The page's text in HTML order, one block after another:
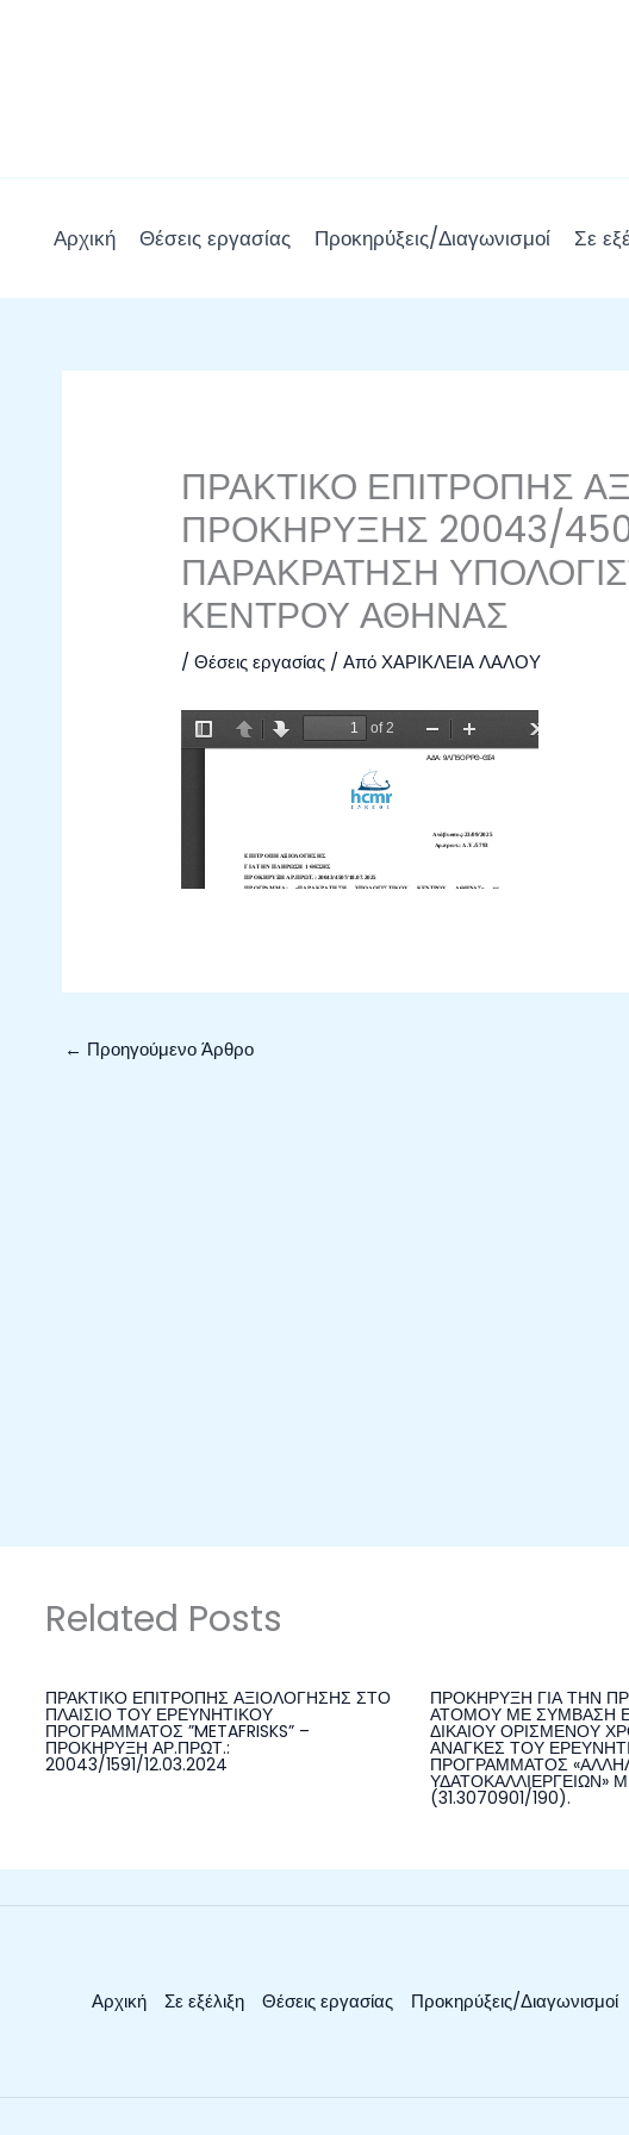
Αρχική Θέσεις εργασίας Προκηρύξεις/Διαγωνισμοί Σε
ΠΡΑΚΤΙΚΟ ΕΠΙΤΡΟΠΗΣ
ΠΡΟΚΗΡΥΞΗΣ 20043/
ΠΑΡΑΚΡΑΤΗΣΗ
ΚΕΝΤΡΟΥ ΑΘΗΝΑΣ
/Θέσεις εργασίας / ΑπόΧΑΡΙΚΛΕΙΑ ΛΑΛΟΥ
← Προηγούμενο Άρθρο
Related Posts
ΠΡΑΚΤΙΚΟ ΕΠΙΤΡΟΠΗΣ ΑΞΙΟΛΟΓΗΣΗΣ ΣΤΟ
ΠΛΑΙΣΙΟ ΤΟΥ ΕΡΕΥΝΗΤΙΚΟΥ
ΠΡΟΓΡΑΜΜΑΤΟΣ ”METAFRISKS” –
ΠΡΟΚΗΡΥΞΗ ΑΡ.ΠΡΩΤ.:
20043/1591/12.03.2024
ΠΡΟΚΗΡΥΞΗ ΓΙΑ ΤΗΝ
ΑΤΟΜΟΥ ΜΕ ΣΥΜΒΑΣΗ
ΔΙΚΑΙΟΥ ΟΡΙΣΜΕΝΟΥ
ΑΝΑΓΚΕΣ ΤΟΥ
ΠΡΟΓΡΑΜΜΑΤΟΣ
ΥΔΑΤΟΚΑΛΛΙΕΡΓΕΙΩΝ»
(31.3070901/190).
Αρχική Σε εξέλιξη Θέσεις εργασίας Προκηρύξεις/Διαγωνισμοί